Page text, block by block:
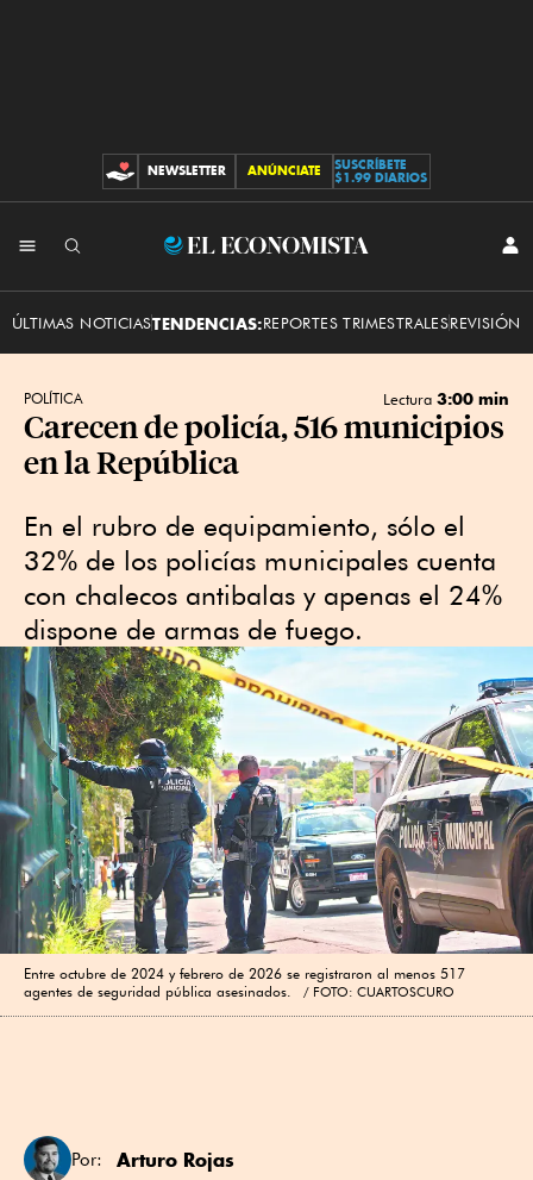
CONTRIBUCIONES
NEWSLETTER ANÚNCIATE
SUSCRÍBETE
$1.99 DIARIOS
El
ÚLTIMAS NOTICIASTENDENCIAS:REPORTES TRIMESTRALESREVISIÓN
POLÍTICA Lectura 3:00 min
Carecen de policía, 516 municipios
en la República
En el rubro de equipamiento, sólo el
32% de los policías municipales cuenta
con chalecos antibalas y apenas el 24%
dispone de armas de fuego.
Entre octubre de 2024 y febrero de 2026 se registraron al menos 517
agentes de seguridad pública asesinados.
FOTO: CUARTOSCURO
Por: Arturo Rojas